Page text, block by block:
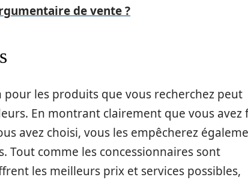
de vente ?
les produits que vous recherchez peut
En montrant clairement que vous avez
avez choisi, vous les empêcherez
Tout comme les concessionnaires sont
les meilleurs prix et services possibles,